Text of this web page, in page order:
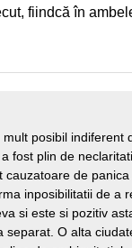
fiindcă în
posibil indiferent
fost plin de
de
inposibilitatii de a
si este si pozitiv
O alta